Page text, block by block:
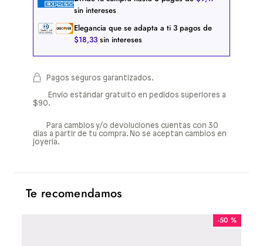
sin intereses
Elegancia que se adapta a ti 3 pagos de
$18,33 sin intereses
Pagos seguros garantizados.
Envío estándar gratuito en pedidos superiores a
$90.
Para cambios y/o devoluciones cuentas con 30
días a partir de tu compra. No se aceptan cambios en
joyería.
Te recomendamos
-50 %